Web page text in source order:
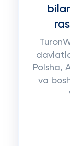
Polsha,
va